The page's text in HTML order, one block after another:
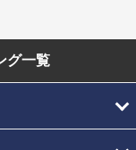
グ一覧